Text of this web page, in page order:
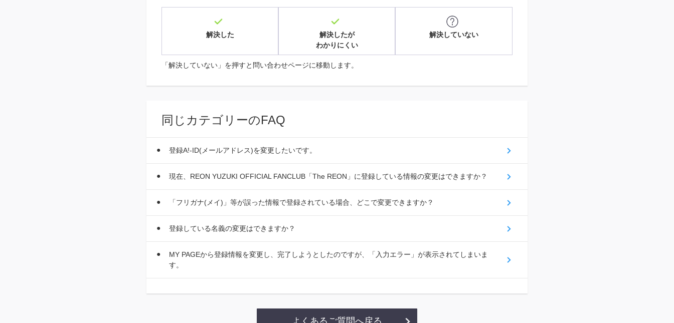
解決した
解決したが
わかりにくい
解決していない
「解決していない」を押すと問い合わせページに移動します。
同じカテゴリーのFAQ
登録A!-ID(メールアドレス)を変更したいです。
現在、REON YUZUKI OFFICIAL FANCLUB「The REON」に登録している情報の変更はできますか？
「フリガナ(メイ)」等が誤った情報で登録されている場合、どこで変更できますか？
登録している名義の変更はできますか？
MY PAGEから登録情報を変更し、完了しようとしたのですが、「入力エラー」が表示されてしまいま
す。
よくあるご質問へ戻る